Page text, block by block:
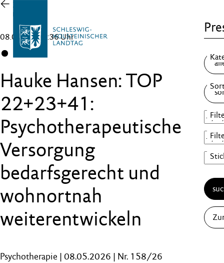
Zur
Übersicht
08.05.26 , 12:36 Uhr
Hauke Hansen: TOP
22+23+41:
Psychotherapeutische
Versorgung
bedarfsgerecht und
wohnortnah
weiterentwickeln
Psychotherapie | 08.05.2026 | Nr. 158/26